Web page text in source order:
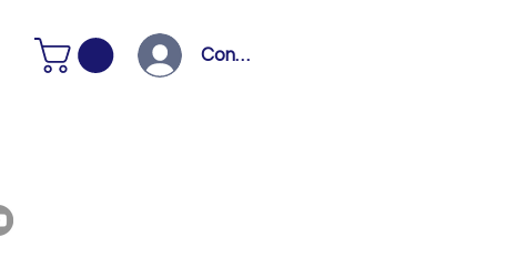
Connexion